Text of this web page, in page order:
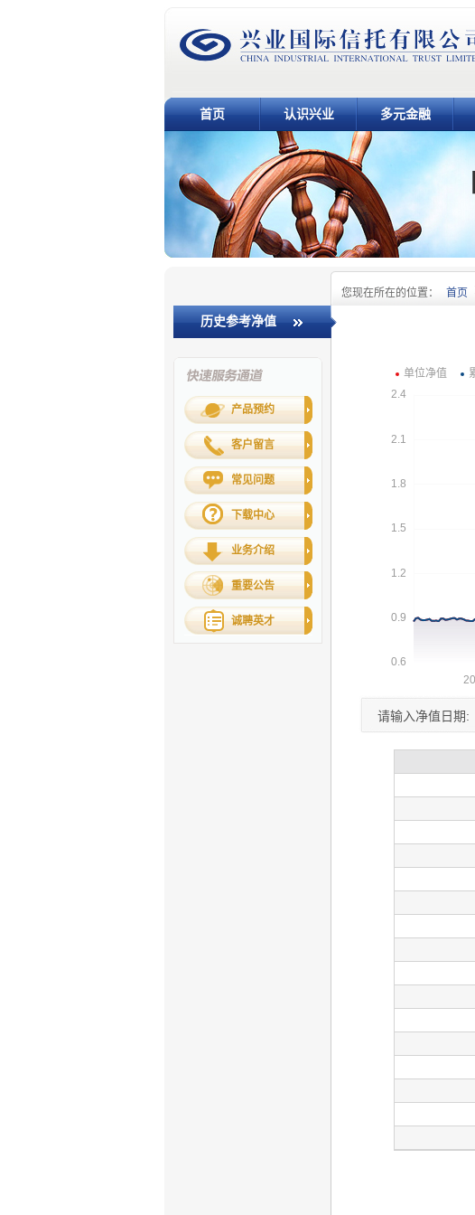
首页 认识兴业 多元金融
您现在所在的位置： 首页
历史参考净值
产品预约
客户留言
常见问题
下载中心
业务介绍
重要公告
诚聘英才
请输入净值日期: